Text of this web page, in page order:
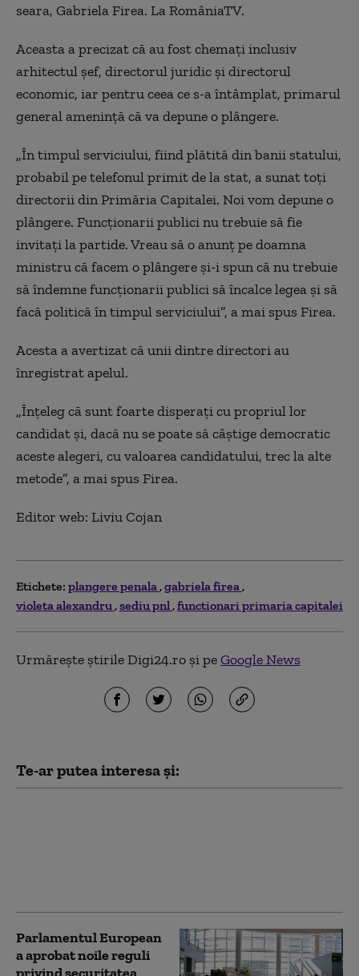
seara, Gabriela Firea. La RomâniaTV.
Aceasta a precizat că au fost chemați inclusiv
arhitectul șef, directorul juridic și directorul
economic, iar pentru ceea ce s-a întâmplat, primarul
general amenință că va depune o plângere.
„În timpul serviciului, fiind plătită din banii statului,
probabil pe telefonul primit de la stat, a sunat toți
directorii din Primăria Capitalei. Noi vom depune o
plângere. Funcționarii publici nu trebuie să fie
invitați la partide. Vreau să o anunț pe doamna
ministru că facem o plângere și-i spun că nu trebuie
să îndemne funcționarii publici să încalce legea și să
facă politică în timpul serviciului”, a mai spus Firea.
Acesta a avertizat că unii dintre directori au
înregistrat apelul.
„Înțeleg că sunt foarte disperați cu propriul lor
candidat și, dacă nu se poate să câștige democratic
aceste alegeri, cu valoarea candidatului, trec la alte
metode”, a mai spus Firea.
Editor web: Liviu Cojan
Etichete: plangere penala gabriela firea
violeta alexandru sediu pnl functionari primaria capitalei
Urmărește știrile Digi24.ro și peGoogle News
Te-ar putea interesa și:
Parlamentul European
a aprobat noile reguli
privind securitatea